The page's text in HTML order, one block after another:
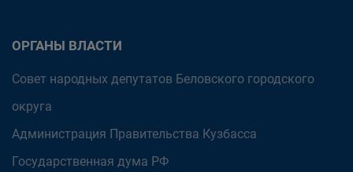
ОРГАНЫ ВЛАСТИ
Совет народных депутатов Беловского городского
округа
Администрация Правительства Кузбасса
Государственная дума РФ